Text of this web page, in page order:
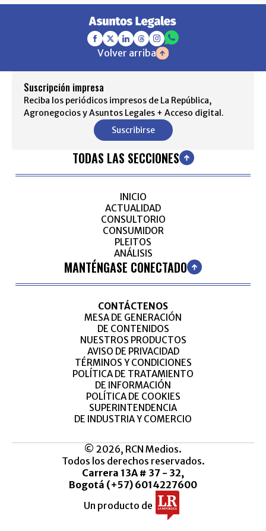
Volver arriba
Suscripción impresa
Reciba los periódicos impresos de La República,
Agronegocios y Asuntos Legales + Acceso digital.
Suscribirse
TODAS LAS SECCIONES
INICIO
ACTUALIDAD
CONSULTORIO
CONSUMIDOR
PLEITOS
ANÁLISIS
MANTÉNGASE CONECTADO
CONTÁCTENOS
MESA DE GENERACIÓN
DE CONTENIDOS
NUESTROS PRODUCTOS
AVISO DE PRIVACIDAD
TÉRMINOS Y CONDICIONES
POLÍTICA DE TRATAMIENTO
DE INFORMACIÓN
POLÍTICA DE COOKIES
SUPERINTENDENCIA
DE INDUSTRIA Y COMERCIO
© 2026, RCN Medios.
Todos los derechos reservados.
Carrera 13A # 37 - 32,
Bogotá (+57) 6014227600
Un producto de